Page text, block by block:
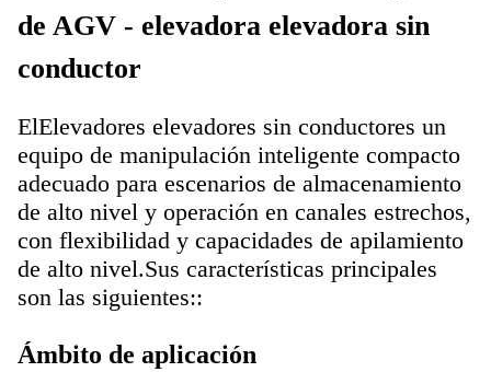
de AGV - elevadora elevadora sin
conductor
ElElevadores elevadores sin conductores un
equipo de manipulación inteligente compacto
adecuado para escenarios de almacenamiento
de alto nivel y operación en canales estrechos,
con flexibilidad y capacidades de apilamiento
de alto nivel.Sus características principales
son las siguientes::
Ámbito de aplicación